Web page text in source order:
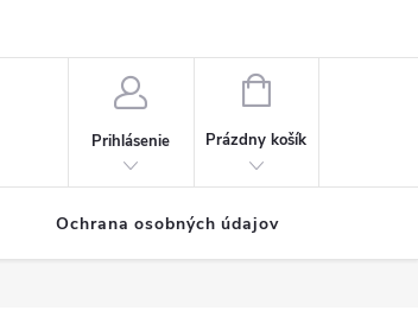
Prihlásenie
NÁKUPNÝ
Prázdny košík
Ochrana osobných údajov